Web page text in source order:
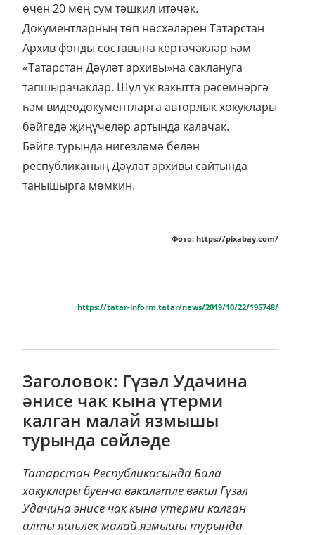
өчен 20 мең сум тәшкил итәчәк.
Документларның төп нөсхәләрен Татарстан
Архив фонды составына кертәчәкләр һәм
«Татарстан Дәүләт архивы»на саклануга
тапшырачаклар. Шул ук вакытта рәсемнәргә
һәм видеодокументларга авторлык хокуклары
бәйгедә җиңүчеләр артында калачак.
Бәйге турында нигезләмә белән
республиканың Дәүләт архивы сайтында
танышырга мөмкин.
Фото: https://pixabay.com/
https://tatar-inform.tatar/news/2019/10/22/195748/
Заголовок: Гүзәл Удачина
әнисе чак кына үтерми
калган малай язмышы
турында сөйләде
Татарстан Республикасында Бала
хокуклары буенча вәкаләтле вәкил Гүзәл
Удачина әнисе чак кына үтерми калган
алты яшьлек малай язмышы турында